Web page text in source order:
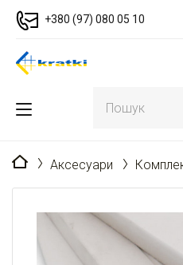
+380 (97) 080 05 10
Головна
Аксесуари